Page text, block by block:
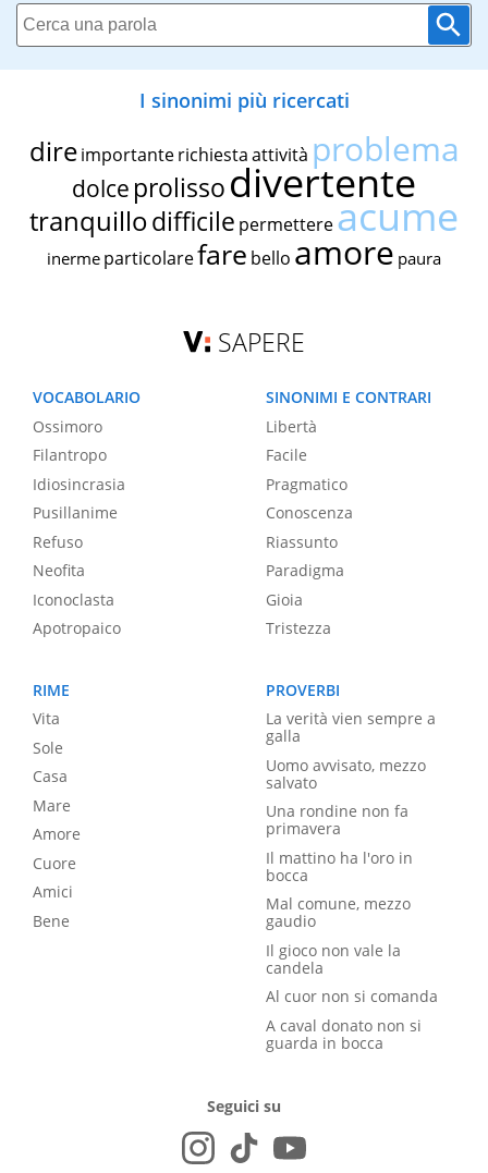
I sinonimi più ricercati
dire importante richiestaattività problema
dolce prolissodivertente
tranquillodifficile permettereacume
inerme particolarefare bello amore paura
SAPERE
VOCABOLARIO
Ossimoro
Filantropo
Idiosincrasia
Pusillanime
Refuso
Neofita
Iconoclasta
Apotropaico
SINONIMI E CONTRARI
Libertà
Facile
Pragmatico
Conoscenza
Riassunto
Paradigma
Gioia
Tristezza
RIME
Vita
Sole
Casa
Mare
Amore
Cuore
Amici
Bene
PROVERBI
La verità vien sempre a
galla
Uomo avvisato, mezzo
salvato
Una rondine non fa
primavera
Il mattino ha l'oro in
bocca
Mal comune, mezzo
gaudio
Il gioco non vale la
candela
Al cuor non si comanda
A caval donato non si
guarda in bocca
Seguici su